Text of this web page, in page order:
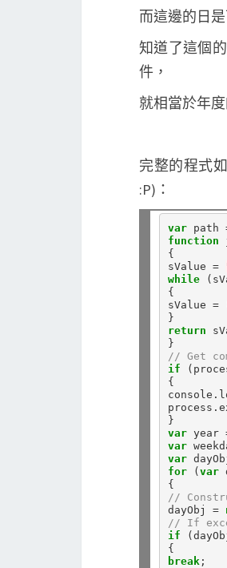
而這邊的日
知道了這個
件，
就相當於年
完整的程式
:P)：
var path
function
{
sValue =
while
{
sValue =
return
// Get
if
{
var year
var
var
for (var
//
dayObj =
// If
if
break;